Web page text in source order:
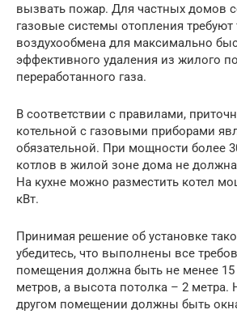
вызвать пожар. Для частных домов
газовые системы отопления требуют
воздухообмена для максимально
эффективного удаления из жилого
переработанного газа.
В соответствии с правилами,
котельной с газовыми приборами
обязательной. При мощности более
котлов в жилой зоне дома не должна
На кухне можно разместить котел
кВт.
Принимая решение об установке
убедитесь, что выполнены все
помещения должна быть не менее 15
метров, а высота потолка – 2 метра.
другом помещении должны быть